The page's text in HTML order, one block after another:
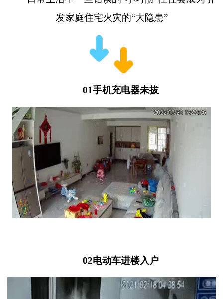
发家庭住宅火灾的“大隐患”
01手机充电器未拔
02电动车进楼入户